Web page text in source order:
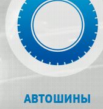
АВТОШИНЫ